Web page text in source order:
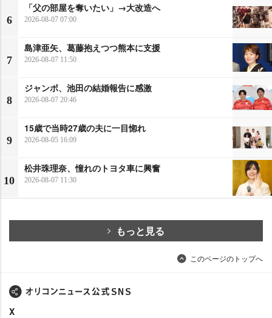
6
「父の部屋を奪いたい」→大改造へ
2026-08-07 07:00
7
島津亜矢、葛藤抱えつつ熊本に支援
2026-08-07 11:50
8
ジャンボ、池田の結婚報告に感激
2026-08-07 20:46
9
15歳で当時27歳の夫に一目惚れ
2026-08-05 16:09
10
松井珠理奈、憧れのトヨタ車に興奮
2026-08-07 11:30
もっと見る
このページのトップへ
X